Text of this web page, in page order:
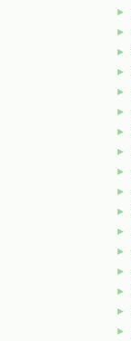
►
►
►
►
►
►
►
►
►
►
►
►
►
►
►
►
►